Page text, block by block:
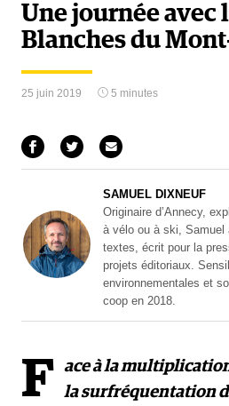
Une journée avec
Blanches du
25 juin 2019 5 minutes
SAMUEL DIXNEUF
Originaire d’Annecy,
à vélo ou à ski, Samuel
textes, écrit pour la
projets éditoriaux.
environnementales et
coop en 2018.
F ace à la
la surfréquentation